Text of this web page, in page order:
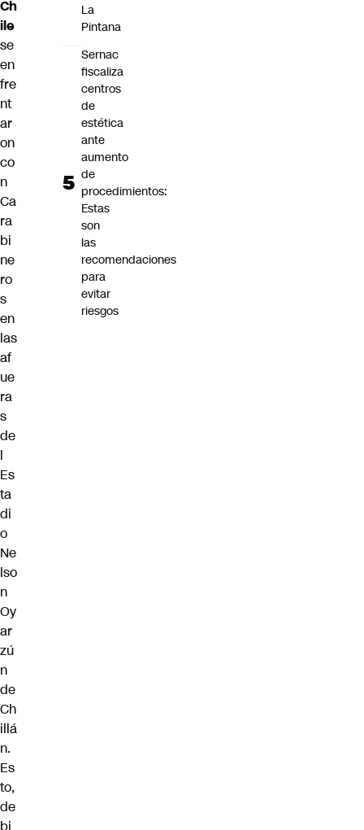
Ch
ile
se
en
fre
nt
ar
on
co
n
Ca
ra
bi
ne
ro
s
en
las
af
ue
ra
s
de
l
Es
ta
di
o
Ne
lso
n
Oy
ar
zú
n
de
Ch
illá
n.
Es
to,
de
bi
La
Pintana
Sernac
fiscaliza
centros
de
estética
ante
aumento
de
procedimientos:
Estas
son
las
recomendaciones
para
evitar
riesgos